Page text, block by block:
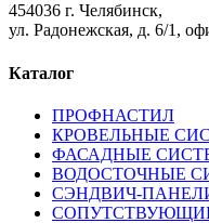
454036 г. Челябинск,
ул. Радонежская, д. 6/1,
Каталог
ПРОФНАСТИЛ
КРОВЕЛЬНЫЕ
ФАСАДНЫЕ
ВОДОСТОЧНЫЕ
СЭНДВИЧ-